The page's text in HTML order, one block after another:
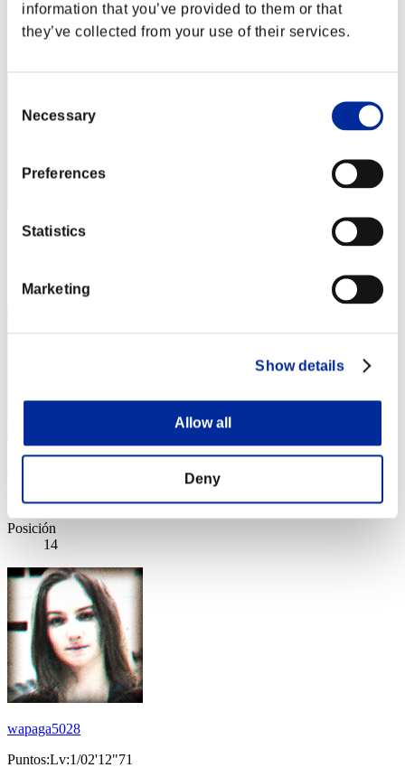
information that you’ve provided to them or that
they’ve collected from your use of their services.
Selection
Necessary
Preferences
Statistics
Marketing
Show details
Allow all
Deny
Puntos: -
Posición
Puntos: -
13
Puntos:Lv:1/01'59"24
Posición
14
wapaga5028
Puntos:Lv:1/02'12"71